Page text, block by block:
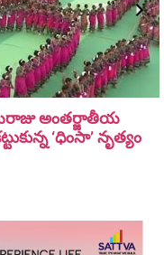
అంత‌ర్జాతీయ
‘ధింసా’ నృత్యం